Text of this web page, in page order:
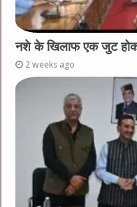
नशे के खिलाफ एक जुट होकर
2 weeks ago